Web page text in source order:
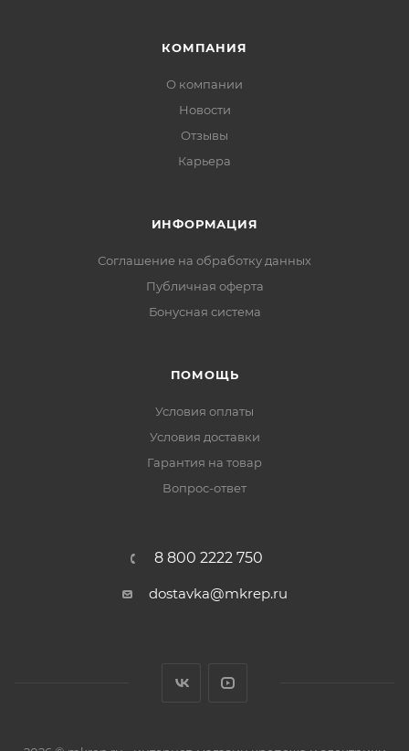
КОМПАНИЯ
О компании
Новости
Отзывы
Карьера
ИНФОРМАЦИЯ
Соглашение на обработку данных
Публичная оферта
Бонусная система
ПОМОЩЬ
Условия оплаты
Условия доставки
Гарантия на товар
Вопрос-ответ
8 800 2222 750
dostavka@mkrep.ru